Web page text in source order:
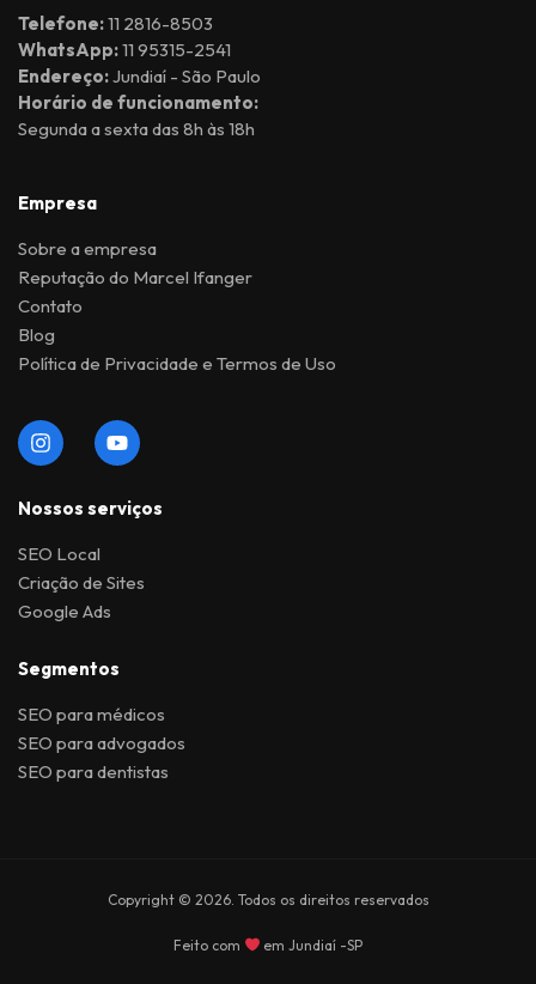
Telefone:11 2816-8503
WhatsApp:11 95315-2541
Endereço:Jundiaí - São Paulo
Horário de funcionamento:
Segunda a sexta das 8h às 18h
Empresa
Sobre a empresa
Reputação do Marcel Ifanger
Contato
Blog
Política de Privacidade e Termos de Uso
Nossos serviços
SEO Local
Criação de Sites
Google Ads
Segmentos
SEO para médicos
SEO para advogados
SEO para dentistas
Copyright © 2026. Todos os direitos reservados
Feito com em Jundiaí -SP